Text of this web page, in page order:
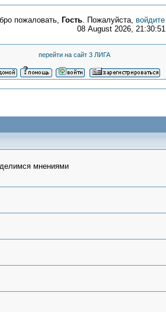
пожаловать, Гость. Пожалуйста, войдите
08 August 2026, 21:30:51
перейти на сайт 3 ЛИГА
мнениями